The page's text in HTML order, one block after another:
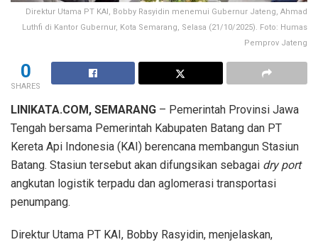
Direktur Utama PT KAI, Bobby Rasyidin menemui Gubernur Jateng, Ahmad
Luthfi di Kantor Gubernur, Kota Semarang, Selasa (21/10/2025). Foto: Humas
Pemprov Jateng
0
SHARES
LINIKATA.COM, SEMARANG – Pemerintah Provinsi Jawa
Tengah bersama Pemerintah Kabupaten Batang dan PT
Kereta Api Indonesia (KAI) berencana membangun Stasiun
Batang. Stasiun tersebut akan difungsikan sebagai dry port
angkutan logistik terpadu dan aglomerasi transportasi
penumpang.
Direktur Utama PT KAI, Bobby Rasyidin, menjelaskan,